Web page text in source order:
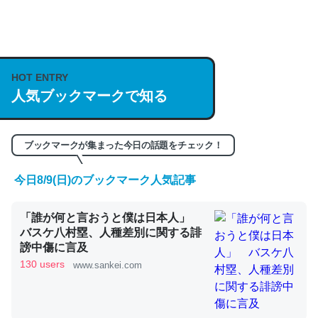
説してる記事が少ないので貴重な良記事。/続編来た
https://isobe324649.hatenablog.com/entry/2023/03/27
/064121
─GPTの仕組みと限界についての考察（１） - conceptualization
くらい。小説でいう「ずっと前の伏線」は回収されないけ
ど、短期記憶というには多い分量。進化すればするほど分
かりやすく強くなりそう
─GPTの仕組みと限界についての考察（１） - conceptualization
HOT ENTRY
人気ブックマークで知る
ブックマークが集まった今日の話題をチェック！
今日8/9(日)のブックマーク人気記事
「誰が何と言おうと僕は日本人」
バスケ八村塁、人種差別に関する誹
謗中傷に言及
130 users www.sankei.com